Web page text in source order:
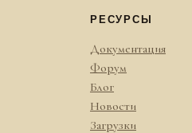
РЕСУРСЫ
Документация
Форум
Блог
Новости
Загрузки